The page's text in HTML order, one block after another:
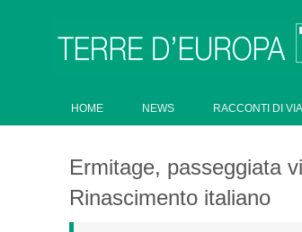
HOME NEWS RACCONTI DI
Ermitage, passeggiata
Rinascimento italiano